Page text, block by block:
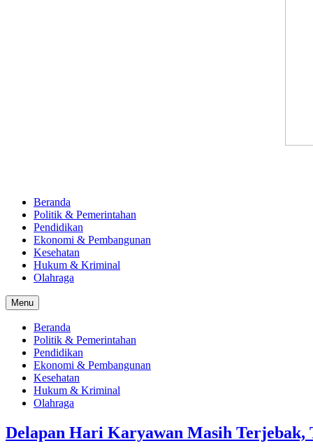
Beranda
Politik & Pemerintahan
Pendidikan
Ekonomi & Pembangunan
Kesehatan
Hukum & Kriminal
Olahraga
Menu
Beranda
Politik & Pemerintahan
Pendidikan
Ekonomi & Pembangunan
Kesehatan
Hukum & Kriminal
Olahraga
Delapan Hari Karyawan Masih